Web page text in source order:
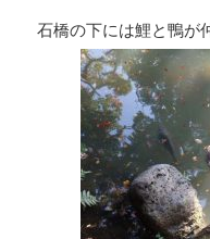
石橋の下には鯉と鴨が